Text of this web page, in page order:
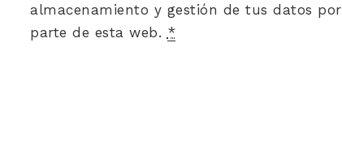
almacenamiento y gestión de tus datos por
parte de esta web. *